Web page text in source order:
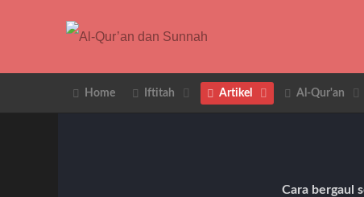
Home Iftitah Artikel Al-Qur'an
Cara bergaul